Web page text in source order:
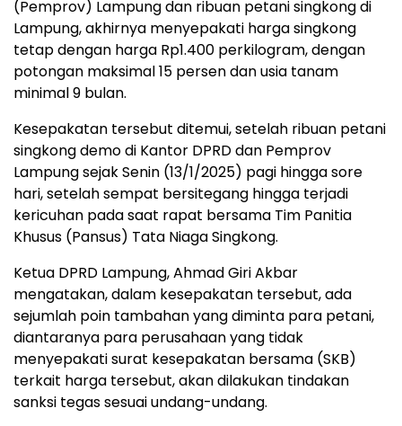
(Pemprov) Lampung dan ribuan petani singkong di
Lampung, akhirnya menyepakati harga singkong
tetap dengan harga Rp1.400 perkilogram, dengan
potongan maksimal 15 persen dan usia tanam
minimal 9 bulan.
Kesepakatan tersebut ditemui, setelah ribuan petani
singkong demo di Kantor DPRD dan Pemprov
Lampung sejak Senin (13/1/2025) pagi hingga sore
hari, setelah sempat bersitegang hingga terjadi
kericuhan pada saat rapat bersama Tim Panitia
Khusus (Pansus) Tata Niaga Singkong.
Ketua DPRD Lampung, Ahmad Giri Akbar
mengatakan, dalam kesepakatan tersebut, ada
sejumlah poin tambahan yang diminta para petani,
diantaranya para perusahaan yang tidak
menyepakati surat kesepakatan bersama (SKB)
terkait harga tersebut, akan dilakukan tindakan
sanksi tegas sesuai undang-undang.